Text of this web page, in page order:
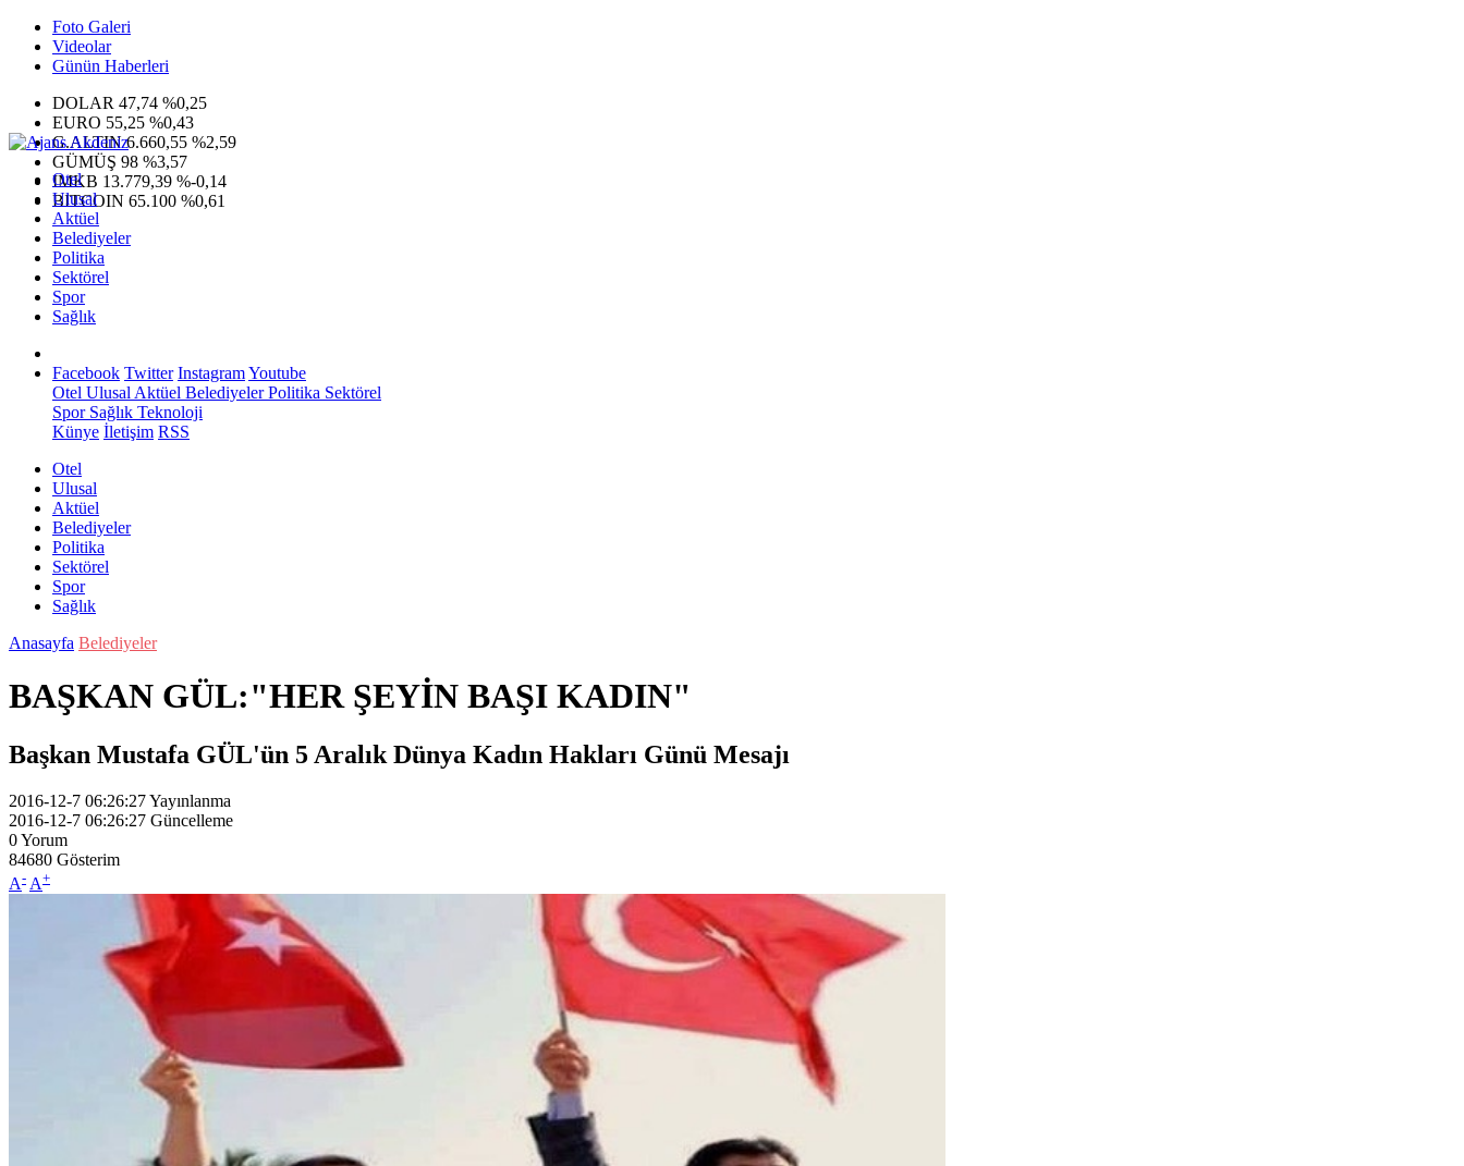
Foto Galeri
Videolar
Günün Haberleri
DOLAR 47,74 %0,25
EURO 55,25 %0,43
G.ALTIN6.660,55 %2,59
GÜMÜŞ 98 %3,57
IMKB 13.779,39 %-0,14
BITCOIN 65.100 %0,61
Otel
Ulusal
Aktüel
Belediyeler
Politika
Sektörel
Spor
Sağlık
Facebook Twitter InstagramYoutube
Otel Ulusal Aktüel BelediyelerPolitika Sektörel
SporSağlık Teknoloji
Künye İletişim RSS
Otel
Ulusal
Aktüel
Belediyeler
Politika
Sektörel
Spor
Sağlık
Anasayfa Belediyeler
BAŞKAN GÜL:"HER ŞEYİN BAŞI KADIN"
Başkan Mustafa GÜL'ün 5 Aralık Dünya Kadın Hakları Günü Mesajı
2016-12-7 06:26:27Yayınlanma
2016-12-7 06:26:27 Güncelleme
0Yorum
84680 Gösterim
A- A+